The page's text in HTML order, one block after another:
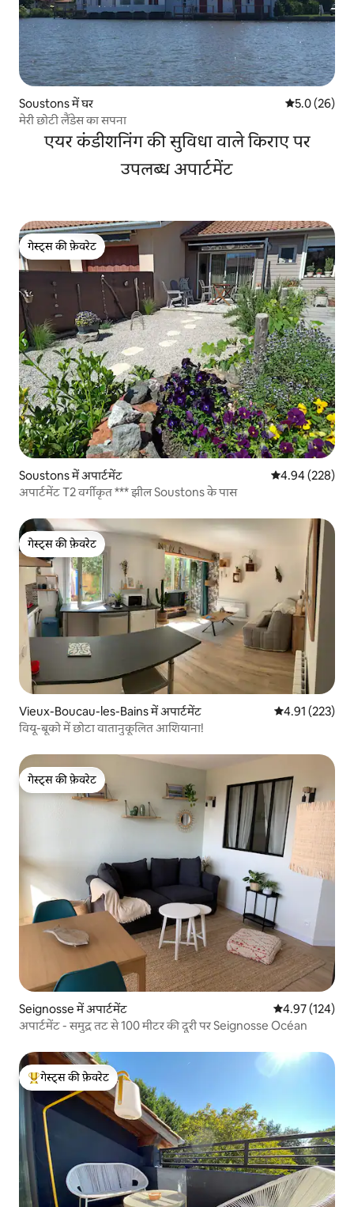
Soustons में घर औसत रेटिंग 5
5.0 (26)
मेरी छोटी लैंडेस का सपना
एयर कंडीशनिंग की सुविधा वाले किराए पर
उपलब्ध अपार्टमेंट
गेस्ट्स की फ़ेवरेट
गेस्ट्स की फ़ेवरेट
Soustons में अपार्टमेंट औसत रेटिंग 5 में से
4.94 (228)
अपार्टमेंट T2 वर्गीकृत *** झील Soustons के पास
गेस्ट्स की फ़ेवरेट
गेस्ट्स की फ़ेवरेट
Vieux-Boucau-les-Bains में अपार्टमेंट औसत रेटिंग 5 में से
4.91 (223)
वियू-बूको में छोटा वातानुकूलित आशियाना!
गेस्ट्स की फ़ेवरेट
गेस्ट्स की फ़ेवरेट
Seignosse में अपार्टमेंट औसत रेटिंग 5 में से
4.97 (124)
अपार्टमेंट - समुद्र तट से 100 मीटर की दूरी पर Seignosse Océan
गेस्ट्स का टॉप फ़ेवरेट
गेस्ट्स की फ़ेवरेट